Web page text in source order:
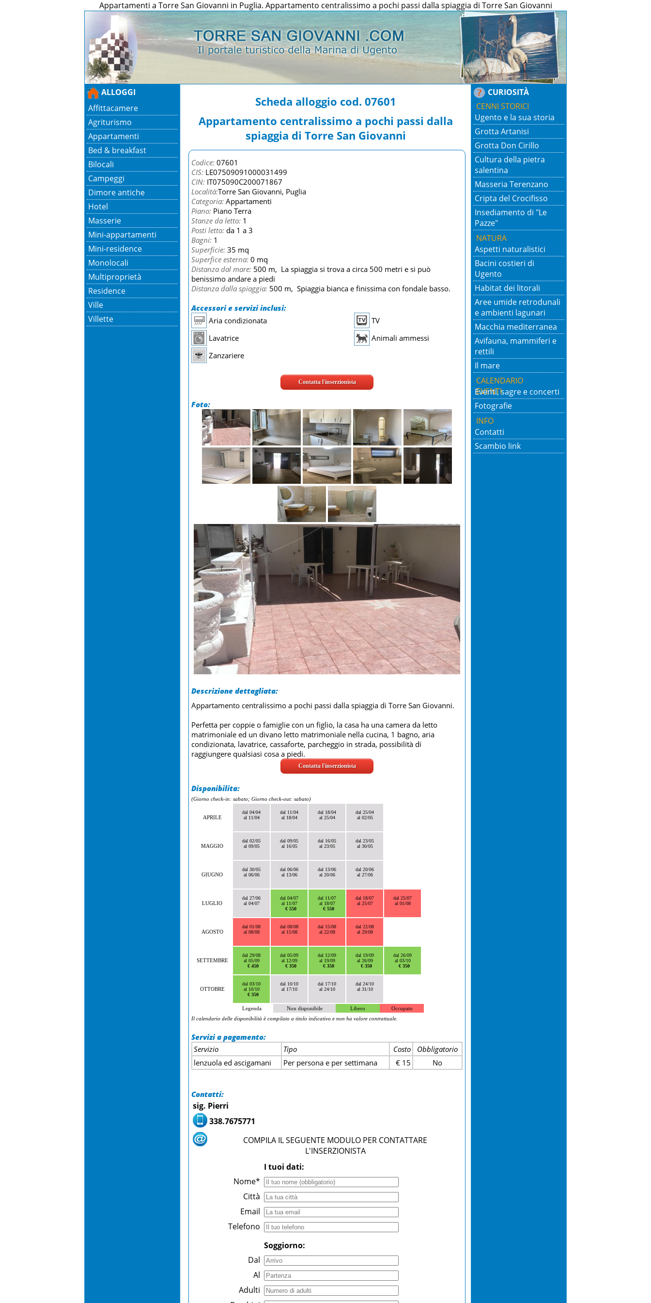
Appartamenti a Torre San Giovanni in Puglia. Appartamento centralissimo a pochi passi dalla spiaggia di Torre San Giovanni
Scheda alloggio cod. 07601
Appartamento centralissimo a pochi passi dalla
spiaggia di Torre San Giovanni
Codice: 07601
CIS: LE07509091000031499
CIN: IT075090C200071867
Località:Torre San Giovanni, Puglia
Categoria: Appartamenti
Piano: Piano Terra
Stanze da letto: 1
Posti letto: da 1 a 3
Bagni: 1
Superficie: 35 mq
Superfice esterna: 0 mq
Distanza dal mare: 500 m, La spiaggia si trova a circa 500 metri e si può
benissimo andare a piedi
Distanza dalla spiaggia: 500 m, Spiaggia bianca e finissima con fondale basso.
Accessori e servizi inclusi:
Aria condizionata
TV
Lavatrice
Animali ammessi
Zanzariere
Contatta l'inserzionista
Foto:
Descrizione dettagliata:
Appartamento centralissimo a pochi passi dalla spiaggia di Torre San Giovanni.
Perfetta per coppie o famiglie con un figlio, la casa ha una camera da letto
matrimoniale ed un divano letto matrimoniale nella cucina, 1 bagno, aria
condizionata, lavatrice, cassaforte, parcheggio in strada, possibilità di
raggiungere qualsiasi cosa a piedi.
Contatta l'inserzionista
Disponibilita:
(Giorno check-in: sabato; Giorno check-out: sabato)
APRILE
dal 04/04
al 11/04
dal 11/04
al 18/04
dal 18/04
al 25/04
dal 25/04
al 02/05
MAGGIO
dal 02/05
al 09/05
dal 09/05
al 16/05
dal 16/05
al 23/05
dal 23/05
al 30/05
GIUGNO
dal 30/05
al 06/06
dal 06/06
al 13/06
dal 13/06
al 20/06
dal 20/06
al 27/06
LUGLIO
dal 27/06
al 04/07
dal 04/07
al 11/07
€ 550
dal 11/07
al 18/07
€ 550
dal 18/07
al 25/07
dal 25/07
al 01/08
AGOSTO
dal 01/08
al 08/08
dal 08/08
al 15/08
dal 15/08
al 22/08
dal 22/08
al 29/08
SETTEMBRE
dal 29/08
al 05/09
€ 450
dal 05/09
al 12/09
€ 350
dal 12/09
al 19/09
€ 350
dal 19/09
al 26/09
€ 350
dal 26/09
al 03/10
€ 350
OTTOBRE
dal 03/10
al 10/10
€ 350
dal 10/10
al 17/10
dal 17/10
al 24/10
dal 24/10
al 31/10
Legenda Non disponibile Libero
Occupato
Il calendario delle disponibilità è compilato a titolo indicativo e non ha valore contrattuale.
Servizi a pagamento:
Servizio
Tipo Costo
Obbligatorio
lenzuola ed ascigamani
Per persona e per settimana € 15 No
Contatti:
sig. Pierri
338.7675771
COMPILA IL SEGUENTE MODULO PER CONTATTARE
L'INSERZIONISTA
I tuoi dati:
Nome*
Città
Email
Telefono
Soggiorno:
Dal
Al
Adulti
ALLOGGI
Affittacamere
Agriturismo
Appartamenti
Bed & breakfast
Bilocali
Campeggi
Dimore antiche
Hotel
Masserie
Mini-appartamenti
Mini-residence
Monolocali
Multiproprietà
Residence
Ville
Villette
CURIOSITÀ
CENNI STORICI
Ugento e la sua storia
Grotta Artanisi
Grotta Don Cirillo
Cultura della pietra
salentina
Masseria Terenzano
Cripta del Crocifisso
Insediamento di "Le
Pazze"
NATURA
Aspetti naturalistici
Bacini costieri di
Ugento
Habitat dei litorali
Aree umide retrodunali
e ambienti lagunari
Macchia mediterranea
Avifauna, mammiferi e
rettili
Il mare
CALENDARIO
EVENTI
Eventi, sagre e concerti
Fotografie
INFO
Contatti
Scambio link